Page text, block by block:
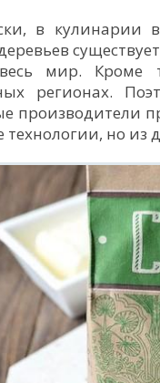
в кулинарии
мир. Кроме
регионах.
производители
технологии, но из